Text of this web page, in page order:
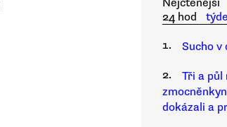
Nejčtenější
24 hod
1.
Sucho v
2.
Tři a půl
dokázali a